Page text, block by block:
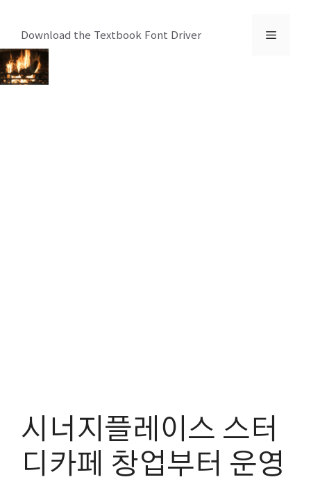
츠
로
Download the Textbook Font Driver 메
시너지플레이스 스터
디카페 창업부터 운영